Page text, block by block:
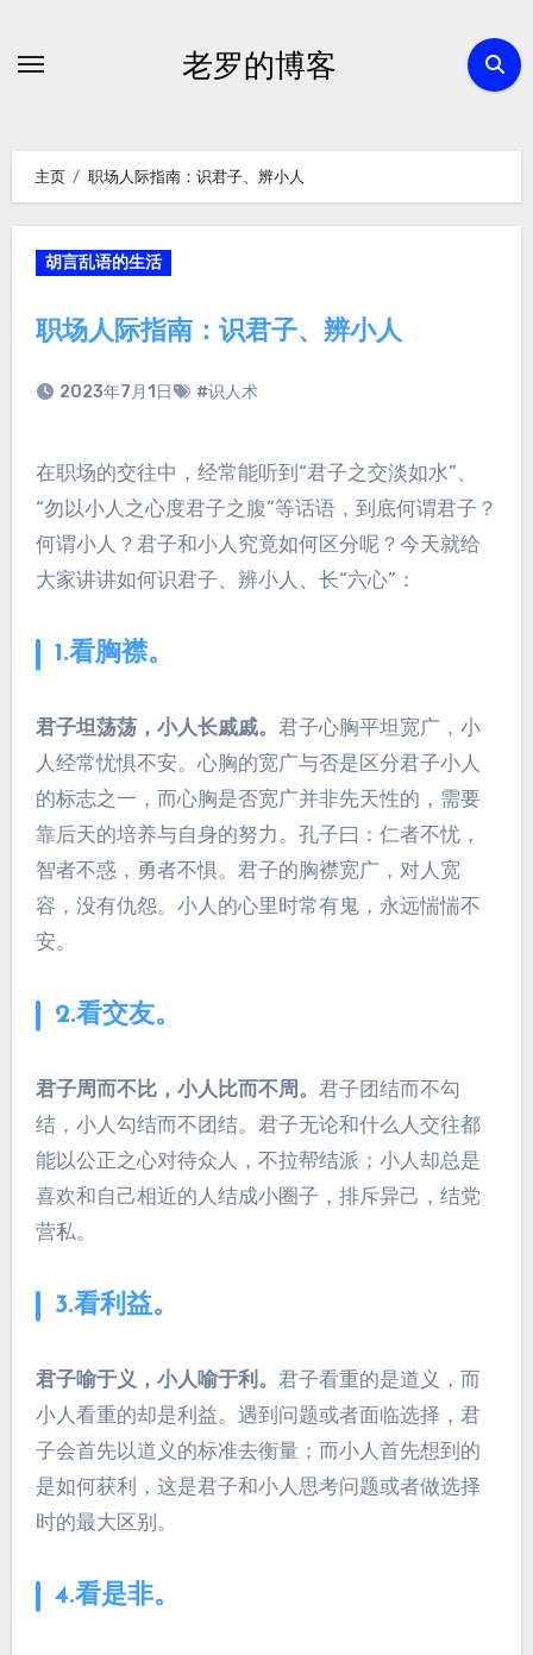
老罗的博客
主页 职场人际指南：识君子、辨小人
胡言乱语的生活
职场人际指南：识君子、辨小人
2023年7月1日 #识人术
在职场的交往中，经常能听到“君子之交淡如水”、
“勿以小人之心度君子之腹”等话语，到底何谓君子？
何谓小人？君子和小人究竟如何区分呢？今天就给
大家讲讲如何识君子、辨小人、长“六心”：
1.看胸襟。
君子坦荡荡，小人长戚戚。 君子心胸平坦宽广，小
人经常忧惧不安。心胸的宽广与否是区分君子小人
的标志之一，而心胸是否宽广并非先天性的，需要
靠后天的培养与自身的努力。孔子曰：仁者不忧，
智者不惑，勇者不惧。君子的胸襟宽广，对人宽
容，没有仇怨。小人的心里时常有鬼，永远惴惴不
安。
2.看交友。
君子周而不比，小人比而不周。 君子团结而不勾
结，小人勾结而不团结。君子无论和什么人交往都
能以公正之心对待众人，不拉帮结派；小人却总是
喜欢和自己相近的人结成小圈子，排斥异己，结党
营私。
3.看利益。
君子喻于义，小人喻于利。 君子看重的是道义，而
小人看重的却是利益。遇到问题或者面临选择，君
子会首先以道义的标准去衡量；而小人首先想到的
是如何获利，这是君子和小人思考问题或者做选择
时的最大区别。
4.看是非。